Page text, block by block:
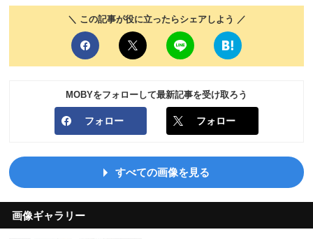
＼ この記事が役に立ったらシェアしよう ／
MOBYをフォローして最新記事を受け取ろう
フォロー フォロー
すべての画像を見る
画像ギャラリー